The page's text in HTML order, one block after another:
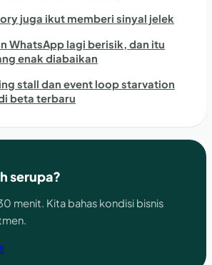
juga ikut memberi sinyal jelek
WhatsApp lagi berisik, dan itu
enak diabaikan
stall dan event loop starvation
beta terbaru
serupa?
menit. Kita bahas kondisi bisnis